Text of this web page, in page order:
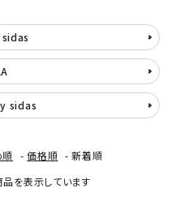
sidas
sidas
順 -価格順 -新着順
を表示しています